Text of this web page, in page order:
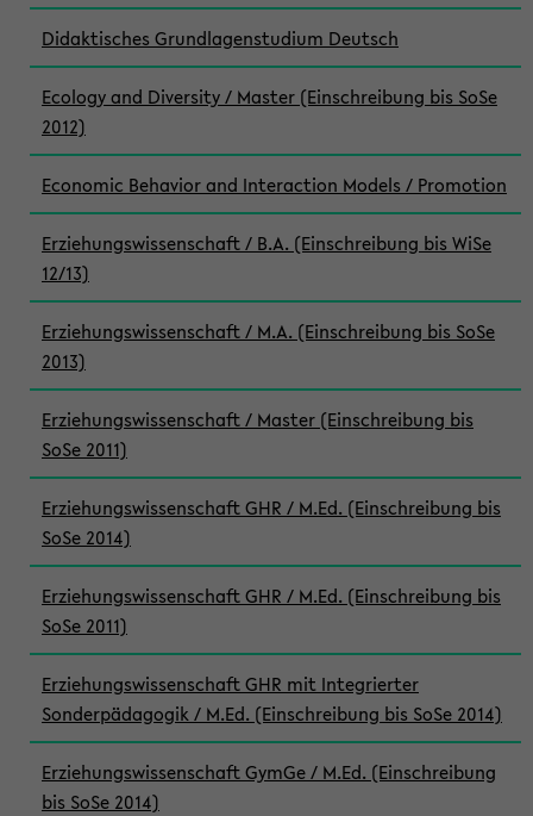
Didaktisches Grundlagenstudium Deutsch
Ecology and Diversity / Master (Einschreibung bis SoSe
2012)
Economic Behavior and Interaction Models / Promotion
Erziehungswissenschaft / B.A. (Einschreibung bis WiSe
12/13)
Erziehungswissenschaft / M.A. (Einschreibung bis SoSe
2013)
Erziehungswissenschaft / Master (Einschreibung bis
SoSe 2011)
Erziehungswissenschaft GHR / M.Ed. (Einschreibung bis
SoSe 2014)
Erziehungswissenschaft GHR / M.Ed. (Einschreibung bis
SoSe 2011)
Erziehungswissenschaft GHR mit Integrierter
Sonderpädagogik / M.Ed. (Einschreibung bis SoSe 2014)
Erziehungswissenschaft GymGe / M.Ed. (Einschreibung
bis SoSe 2014)